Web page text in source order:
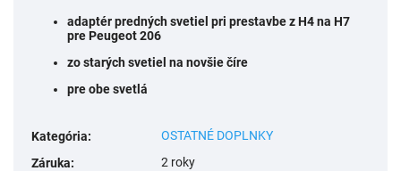
adaptér predných svetiel pri prestavbe z H4 na H7
pre Peugeot 206
zo starých svetiel na novšie číre
pre obe svetlá
Kategória:
OSTATNÉ DOPLNKY
Záruka:
2 roky